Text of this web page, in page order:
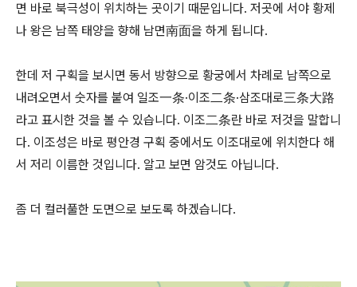
면 바로 북극성이 위치하는 곳이기 때문입니다. 저곳에 서야 황제
나 왕은 남쪽 태양을 향해 남면南面을 하게 됩니다.
한데 저 구획을 보시면 동서 방향으로 황궁에서 차례로 남쪽으로
내려오면서 숫자를 붙여 일조一条·이조二条·삼조대로三条大路
라고 표시한 것을 볼 수 있습니다. 이조二条란 바로 저것을 말합니
다. 이조성은 바로 평안경 구획 중에서도 이조대로에 위치한다 해
서 저리 이름한 것입니다. 알고 보면 암것도 아닙니다.
좀 더 컬러풀한 도면으로 보도록 하겠습니다.